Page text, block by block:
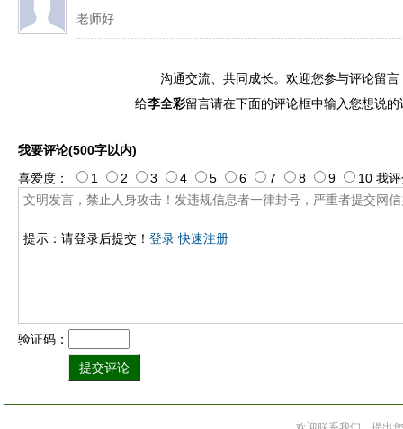
老师好
沟通交流、共同成长。欢迎您参与评论留言
给李全彩留言请在下面的评论框中输入您想说的
我要评论(500字以内)
提示：请登录后提交！ 登录 快速注册
喜爱度： 1 2 3 4 5 6 7 8 9 10 我评
验证码：